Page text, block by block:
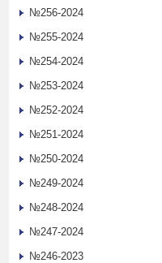
№256-2024
№255-2024
№254-2024
№253-2024
№252-2024
№251-2024
№250-2024
№249-2024
№248-2024
№247-2024
№246-2023